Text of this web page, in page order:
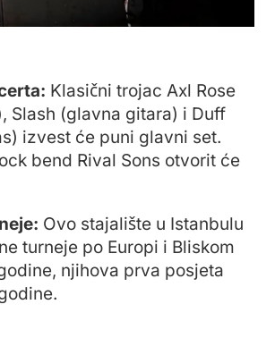
Klasični trojac Axl Rose
Slash (glavna gitara) i Duff
izvest će puni glavni set.
bend Rival Sons otvorit će
Ovo stajalište u Istanbulu
turneje po Europi i Bliskom
njihova prva posjeta